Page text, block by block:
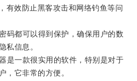
有效防止黑客攻击和网络钓鱼等问
都可以得到保护，确保用户的数
私信息。
一款很实用的软件，特别是对于
，它非常的方便。